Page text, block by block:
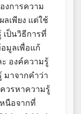
งการความ
ลเพียง แต่ใช้
ป็นวิธีการที่
มูลเพื่อแก้
องค์ความรู้
มาจากคำว่า
วรหาความรู้
นือจากที่